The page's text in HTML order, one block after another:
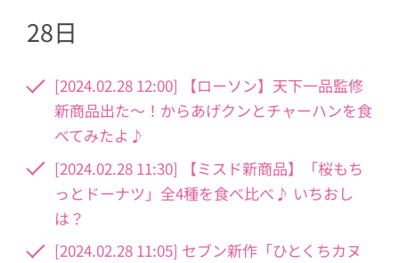
28日
[2024.02.28 12:00] 【ローソン】天下一品監修
新商品出た〜！からあげクンとチャーハンを食
べてみたよ♪
[2024.02.28 11:30] 【ミスド新商品】「桜もち
っとドーナツ」全4種を食べ比べ♪ いちおし
は？
[2024.02.28 11:05] セブン新作「ひとくちカヌ